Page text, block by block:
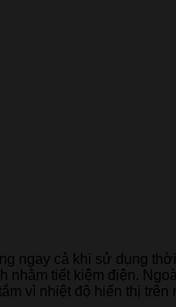
ngay cả khi sử dụng
tiết kiệm điện.
vì nhiệt độ hiển thị trên